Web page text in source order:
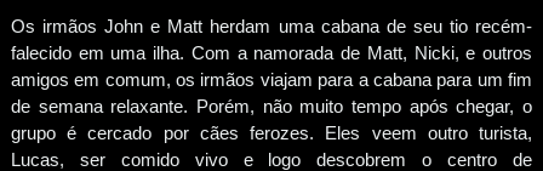
Os irmãos John e Matt herdam uma cabana de seu tio recém-
falecido em uma ilha. Com a namorada de Matt, Nicki, e outros
amigos em comum, os irmãos viajam para a cabana para um fim
de semana relaxante. Porém, não muito tempo após chegar, o
grupo é cercado por cães ferozes. Eles veem outro turista,
Lucas, ser comido vivo e logo descobrem o centro de